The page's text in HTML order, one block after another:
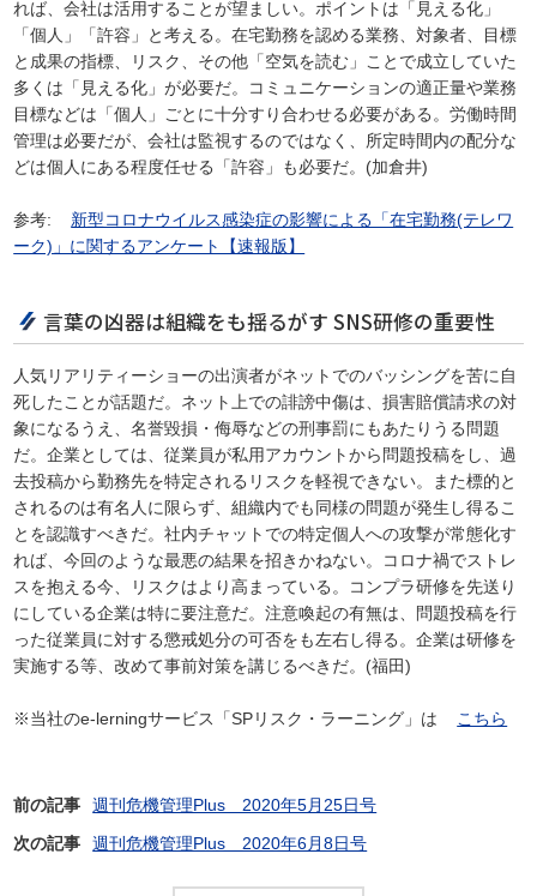
れば、会社は活用することが望ましい。ポイントは「見える化」
「個人」「許容」と考える。在宅勤務を認める業務、対象者、目標
と成果の指標、リスク、その他「空気を読む」ことで成立していた
多くは「見える化」が必要だ。コミュニケーションの適正量や業務
目標などは「個人」ごとに十分すり合わせる必要がある。労働時間
管理は必要だが、会社は監視するのではなく、所定時間内の配分な
どは個人にある程度任せる「許容」も必要だ。(加倉井)
参考:
新型コロナウイルス感染症の影響による「在宅勤務(テレワ
ーク)」に関するアンケート【速報版】
言葉の凶器は組織をも揺るがす SNS研修の重要性
人気リアリティーショーの出演者がネットでのバッシングを苦に自
死したことが話題だ。ネット上での誹謗中傷は、損害賠償請求の対
象になるうえ、名誉毀損・侮辱などの刑事罰にもあたりうる問題
だ。企業としては、従業員が私用アカウントから問題投稿をし、過
去投稿から勤務先を特定されるリスクを軽視できない。また標的と
されるのは有名人に限らず、組織内でも同様の問題が発生し得るこ
とを認識すべきだ。社内チャットでの特定個人への攻撃が常態化す
れば、今回のような最悪の結果を招きかねない。コロナ禍でストレ
スを抱える今、リスクはより高まっている。コンプラ研修を先送り
にしている企業は特に要注意だ。注意喚起の有無は、問題投稿を行
った従業員に対する懲戒処分の可否をも左右し得る。企業は研修を
実施する等、改めて事前対策を講じるべきだ。(福田)
※当社のe-lerningサービス「SPリスク・ラーニング」は こちら
前の記事
週刊危機管理Plus 2020年5月25日号
次の記事
週刊危機管理Plus 2020年6月8日号